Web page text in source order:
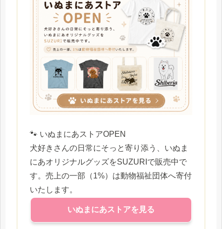
🐾 いぬまにあストアOPEN
犬好きさんの日常にそっと寄り添う、いぬま
にあオリジナルグッズをSUZURIで販売中で
す。売上の一部（1%）は動物福祉団体へ寄付
いたします。
いぬまにあストアを見る